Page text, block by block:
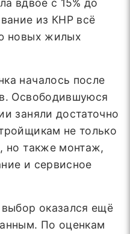
вдвое с 15% до
из КНР всё
новых жилых
началось после
Освободившуюся
заняли достаточно
не только
но также монтаж,
и сервисное
оказался ещё
По оценкам